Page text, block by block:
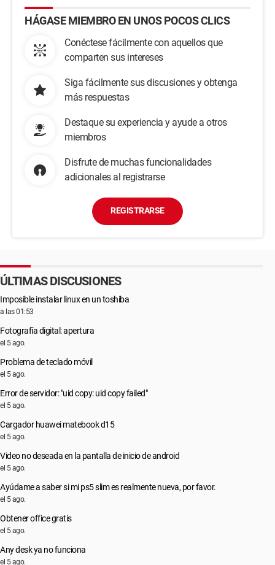
HÁGASE MIEMBRO EN UNOS POCOS CLICS
Conéctese fácilmente con aquellos que
comparten sus intereses
Siga fácilmente sus discusiones y obtenga
más respuestas
Destaque su experiencia y ayude a otros
miembros
Disfrute de muchas funcionalidades
adicionales al registrarse
REGISTRARSE
ÚLTIMAS DISCUSIONES
Imposible instalar linux en un toshiba
a las 01:53
Fotografía digital: apertura
el 5 ago.
Problema de teclado móvil
el 5 ago.
Error de servidor: "uid copy: uid copy failed"
el 5 ago.
Cargador huawei matebook d15
el 5 ago.
Video no deseada en la pantalla de inicio de android
el 5 ago.
Ayúdame a saber si mi ps5 slim es realmente nueva, por favor.
el 5 ago.
Obtener office gratis
el 5 ago.
Any desk ya no funciona
el 5 ago.